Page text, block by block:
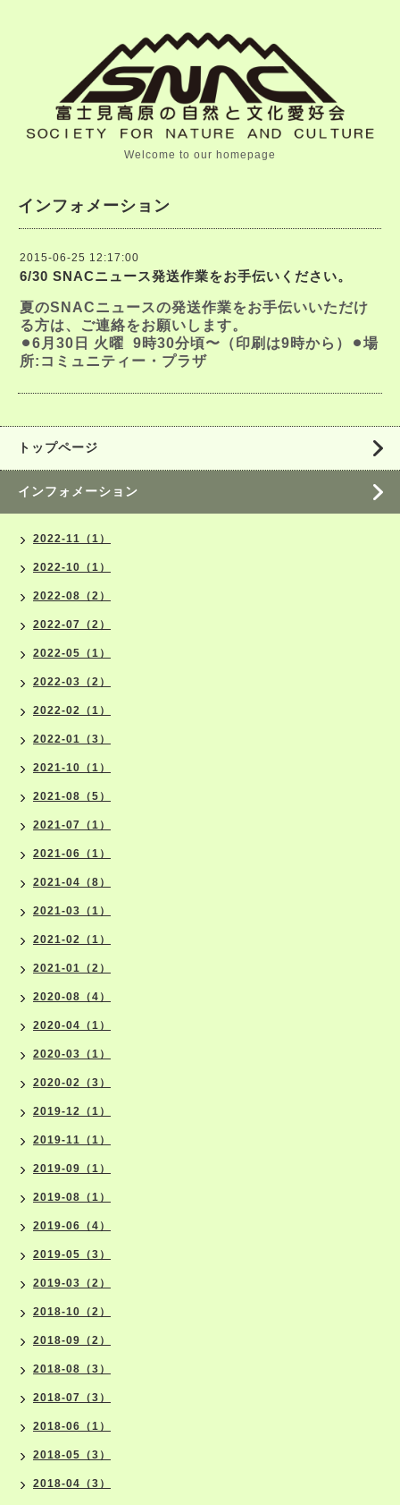
Welcome to our homepage
インフォメーション
2015-06-25 12:17:00
6/30 SNACニュース発送作業をお手伝いください。
夏のSNACニュースの発送作業をお手伝いいただけ
る方は、ご連絡をお願いします。
⚫︎6月30日 火曜 9時30分頃〜（印刷は9時から）⚫︎場
所:コミュニティー・プラザ
トップページ
インフォメーション
2022-11（1）
2022-10（1）
2022-08（2）
2022-07（2）
2022-05（1）
2022-03（2）
2022-02（1）
2022-01（3）
2021-10（1）
2021-08（5）
2021-07（1）
2021-06（1）
2021-04（8）
2021-03（1）
2021-02（1）
2021-01（2）
2020-08（4）
2020-04（1）
2020-03（1）
2020-02（3）
2019-12（1）
2019-11（1）
2019-09（1）
2019-08（1）
2019-06（4）
2019-05（3）
2019-03（2）
2018-10（2）
2018-09（2）
2018-08（3）
2018-07（3）
2018-06（1）
2018-05（3）
2018-04（3）